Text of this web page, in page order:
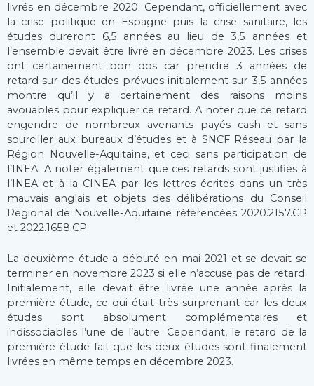
livrés en décembre 2020. Cependant, officiellement avec
la crise politique en Espagne puis la crise sanitaire, les
études dureront 6,5 années au lieu de 3,5 années et
l’ensemble devait être livré en décembre 2023. Les crises
ont certainement bon dos car prendre 3 années de
retard sur des études prévues initialement sur 3,5 années
montre qu’il y a certainement des raisons moins
avouables pour expliquer ce retard. A noter que ce retard
engendre de nombreux avenants payés cash et sans
sourciller aux bureaux d’études et à SNCF Réseau par la
Région Nouvelle-Aquitaine, et ceci sans participation de
l’INEA. A noter également que ces retards sont justifiés à
l’INEA et à la CINEA par les lettres écrites dans un très
mauvais anglais et objets des délibérations du Conseil
Régional de Nouvelle-Aquitaine référencées 2020.2157.CP
et 2022.1658.CP.
La deuxième étude a débuté en mai 2021 et se devait se
terminer en novembre 2023 si elle n’accuse pas de retard.
Initialement, elle devait être livrée une année après la
première étude, ce qui était très surprenant car les deux
études sont absolument complémentaires et
indissociables l’une de l’autre. Cependant, le retard de la
première étude fait que les deux études sont finalement
livrées en même temps en décembre 2023.